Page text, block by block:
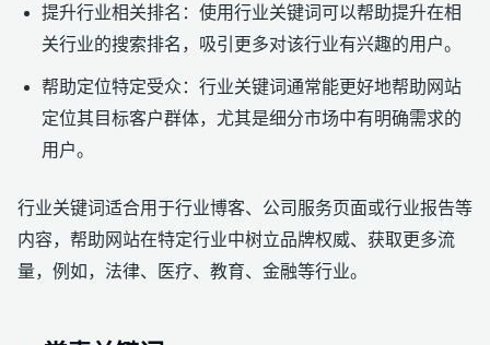
提升行业相关排名：使用行业关键词可以帮助提升在相
关行业的搜索排名，吸引更多对该行业有兴趣的用户。
帮助定位特定受众：行业关键词通常能更好地帮助网站
定位其目标客户群体，尤其是细分市场中有明确需求的
用户。
行业关键词适合用于行业博客、公司服务页面或行业报告等
内容，帮助网站在特定行业中树立品牌权威、获取更多流
量，例如，法律、医疗、教育、金融等行业。